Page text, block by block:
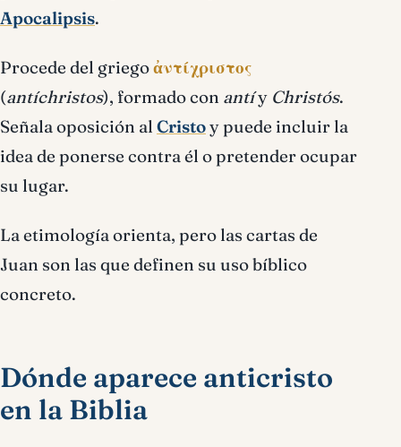
Apocalipsis.
Procede del griegoἀντίχριστος
(antíchristos), formado con antíy Christós.
Señala oposición al Cristoy puede incluir la
idea de ponerse contra él o pretender ocupar
su lugar.
La etimología orienta, pero las cartas de
Juan son las que definen su uso bíblico
concreto.
Dónde aparece anticristo
en la Biblia